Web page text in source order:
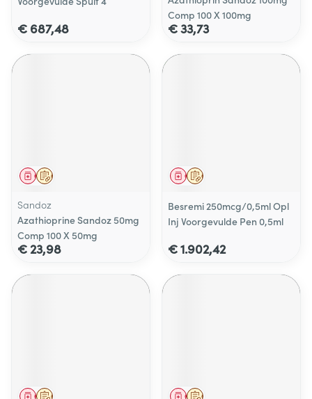
€ 687,48
Comp 100 X 100mg
€ 33,73
Op voorschrift
Geneesmiddel
Sandoz
Azathioprine Sandoz 50mg
Comp 100 X 50mg
€ 23,98
Op voorschrift
Geneesmiddel
Besremi 250mcg/0,5ml Opl
Inj Voorgevulde Pen 0,5ml
€ 1.902,42
Op voorschrift
Geneesmiddel Op voorschrift
Geneesmiddel